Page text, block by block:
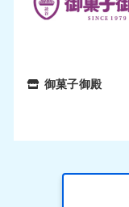
御菓子御殿